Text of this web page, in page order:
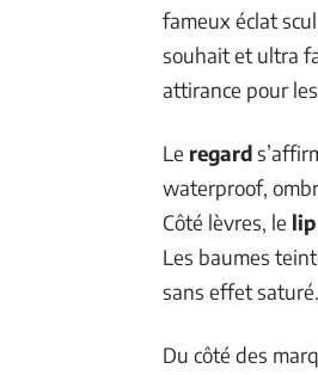
fameux éclat
souhait et ultra
attirance pour
Le regard
waterproof,
Côté lèvres, le
Les baumes
sans effet saturé.
Du côté des